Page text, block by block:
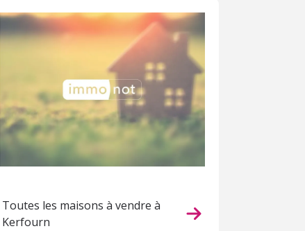
Toutes les maisons à vendre à
Kerfourn